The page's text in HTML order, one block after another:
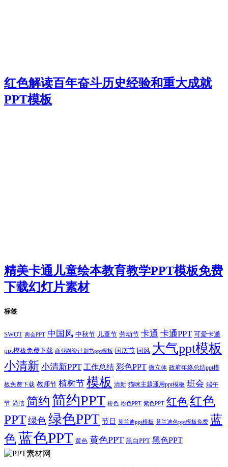
红色解读百年奋斗历史经验和重大成就
PPT模板
精美卡通儿童绘本教育教学PPT模板免费
下载幻灯片素材
标签
SWOT 两会PPT 中国风 中秋节 儿童节 劳动节 卡通 卡通PPT 可爱卡通
ppt模板免费下载 商业融资计划书ppt模板 国庆节 国风 大气ppt模板
小清新 小清新PPT 工作总结 彩色PPT 微立体 政府年终总结ppt模
板免费下载 教师节 植树节 模板 清新 猫咪主题通用ppt模板 班会 端午
节 简洁 简约 简约PPT 粉色 粉色PPT 紫色PPT 红色红色
PPT 绿色 绿色PPT 节日 莫兰迪ppt模板 莫兰迪色ppt模板免费 蓝
色蓝色PPT 黄色 黄色PPT 黑白PPT 黑色PPT